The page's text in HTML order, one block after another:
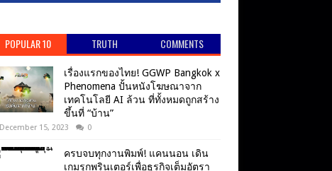
POPULAR 10 TRUTH COMMENTS
เรื่องแรกของไทย! GGWP Bangkok x
Phenomena ปั้นหนังโฆษณาจาก
เทคโนโลยี AI ล้วน ที่ทั้งหมดถูกสร้าง
ขึ้นที่ “บ้าน”
December 15, 2023 0
ครบจบทุกงานพิมพ์! แคนนอน เดิน
เกมรุกพรินเตอร์เพื่อธุรกิจเต็มอัตรา